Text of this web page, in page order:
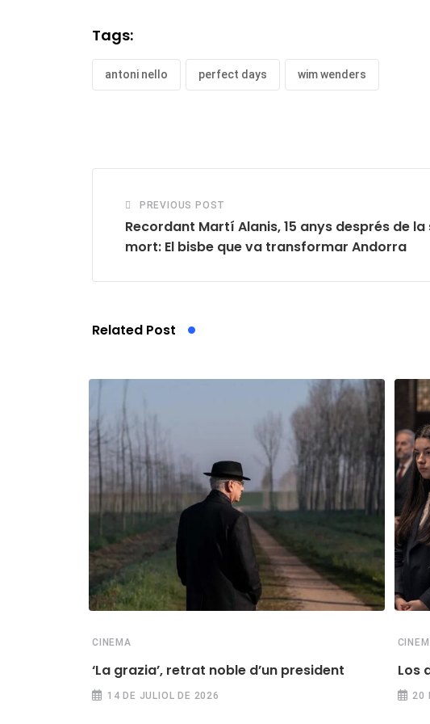
Tags:
antoni nello perfect days wim wenders
PREVIOUS POST
Recordant Martí Alanis, 15 anys després de la
mort: El bisbe que va transformar Andorra
Related Post
CINEMA
‘La grazia’, retrat noble d’un president
14 DE JULIOL DE 2026
Los
20